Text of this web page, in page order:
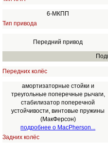
6-МКПП
Тип привода
Передний привод
Передних колёс
амортизаторные стойки и
треугольные поперечные рычаги,
стабилизатор поперечной
устойчивости, винтовые пружины
(МакФерсон)
подробнее о MacPherson...
Задних колёс